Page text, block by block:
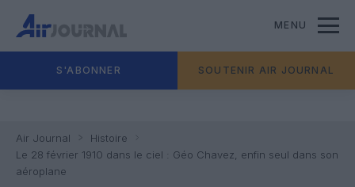
MENU
S'ABONNER SOUTENIR AIR JOURNAL
Air Journal
Histoire
Le 28 février 1910 dans le ciel : Géo Chavez, enfin seul dans son
aéroplane